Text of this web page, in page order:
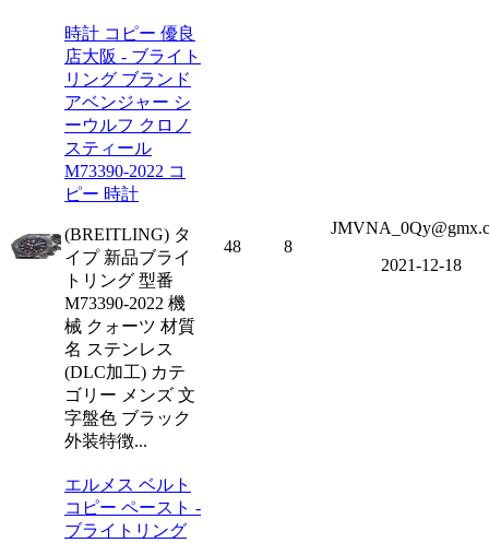
時計 コピー 優良
店大阪 - ブライト
リング ブランド
アベンジャー シ
ーウルフ クロノ
スティール
M73390-2022 コ
ピー 時計
(BREITLING) タ
イプ 新品ブライ
トリング 型番
M73390-2022 機
械 クォーツ 材質
名 ステンレス
(DLC加工) カテ
ゴリー メンズ 文
字盤色 ブラック
外装特徴...
48 8
2021-12-18
エルメス ベルト
コピー ペースト -
ブライトリング